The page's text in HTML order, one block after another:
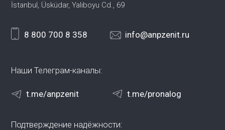
İstanbul, Üsküdar, Yalıboyu Cd., 69
8 800 700 8 358 info@anpzenit.ru
Наши Телеграм-каналы:
t.me/anpzenit t.me/pronalog
Подтверждение надёжности: